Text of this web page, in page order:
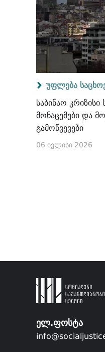
უფლება
საბინაო
მონაცემები და
გამოწვევები
06 ივლისი 2026
ელ.ფოსტა